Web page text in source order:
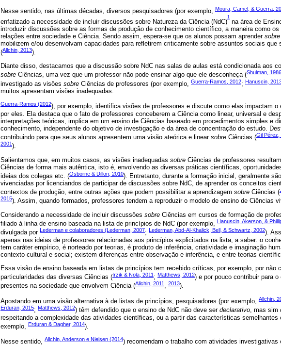
Nesse sentido, nas últimas décadas, diversos pesquisadores (por exemplo, Moura, Camel, & Guerra,
enfatizado a necessidade de incluir discussões sobre Natureza da Ciência (NdC)
1
na área de
introduzir discussões sobre as formas de produção de conhecimento científico, a maneira como
relações entre sociedade e Ciência. Sendo assim, espera-se que os alunos possam aprender sobre
mobilizem e/ou desenvolvam capacidades para refletirem criticamente sobre assuntos sociais que
(Allchin, 2013).
Diante disso, destacamos que a discussão sobre NdC nas salas de aulas está condicionada aos
sobre Ciências, uma vez que um professor não pode ensinar algo que ele desconheça (Shulman, 1986
investigado as visões sobre Ciências de professores (por exemplo, Guerra-Ramos, 2012; Hanuscin,
muitos apresentam visões inadequadas.
Guerra-Ramos (2012), por exemplo, identifica visões de professores e discute como elas impactam o
por eles. Ela destaca que o fato de professores conceberem a Ciência como linear, universal e
interpretações teóricas, implica em um ensino de Ciências baseado em procedimentos simples e
conhecimento, independente do objetivo de investigação e da área de concentração do estudo.
contribuindo para que seus alunos apresentem uma visão ateórica e linear sobre Ciências (Gil Pérez,
2001).
Salientamos que, em muitos casos, as visões inadequadas sobre Ciências de professores
Ciências de forma mais autêntica, isto é, envolvendo as diversas práticas científicas,
ideias dos colegas etc. (Osborne & Dillon, 2010). Entretanto, durante a formação inicial, geralmente
vivenciadas por licenciandos de participar de discussões sobre NdC, de aprender os conceitos
contextos de produção, entre outras ações que podem possibilitar a aprendizagem sobre Ciências (
2015). Assim, quando formados, professores tendem a reproduzir o modelo de ensino de Ciências
Considerando a necessidade de incluir discussões sobre Ciências em cursos de formação de
filiado à linha de ensino baseada na lista de princípios de NdC (por exemplo, Hanuscin, Akerson, &
divulgada por
Lederman e colaboradores (Lederman, 2007; Lederman, Abd-Al-Khalick, Bell, & Schwartz, 2002).
apenas nas ideias de professores relacionadas aos princípios explicitados na lista, a saber: o
tem caráter empírico, é norteado por teorias, é produto de inferência, criatividade e imaginação
contexto cultural e social; existem diferenças entre observação e inferência, e entre teorias
Essa visão de ensino baseada em listas de princípios tem recebido críticas, por exemplo, por não
particularidades das diversas Ciências (Irzik & Nola, 2011 ; Matthews, 2012) e por pouco contribuir para
presentes na sociedade que envolvem Ciência (Allchin, 2011 , 2013).
Apostando em uma visão alternativa à de listas de princípios, pesquisadores (por exemplo, Allchin,
Erduran, 2015; Matthews, 2012) têm defendido que o ensino de NdC não deve ser declarativo, mas sim
respeitando a complexidade das atividades científicas, ou a partir das características semelhantes
exemplo,
Erduran & Dagher, 2014).
Nesse sentido, Allchin, Anderson e Nielsen (2014) recomendam o trabalho com atividades